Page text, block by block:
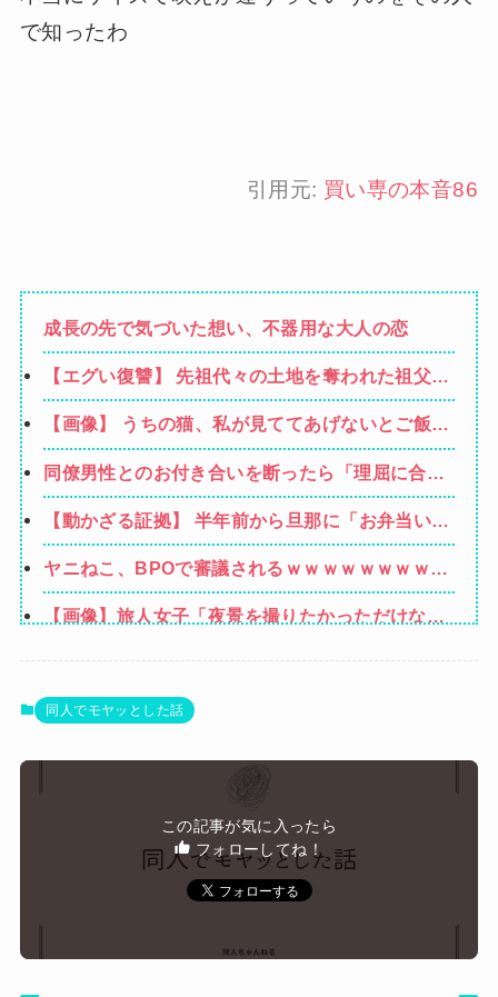
で知ったわ
引用元: 買い専の本音86
成長の先で気づいた想い、不器用な大人の恋
【エグい復讐】 先祖代々の土地を奪われた祖父
「憎い！命が尽きても奴らに絶対復讐してや
る！！」→祖父が亡くなりその土地に焼肉屋が建
ったが、不幸が次々おこり…
【画像】 うちの猫、私が見ててあげないとご飯食
べないのなんでなん
同僚男性とのお付き合いを断ったら「理屈に合わ
ない主張を振りかざす感情的なヒステリー女」と
言いふらされて・・・
【動かざる証拠】 半年前から旦那に「お弁当いら
ない」と言われることが度々あった → ある日、
空のお弁当箱を取る為に旦那の鞄を開けた時に、
衝撃のブツを発見してしまう…
ヤニねこ、BPOで審議されるｗｗｗｗｗｗｗｗｗ
ｗｗｗｗ
【画像】旅人女子「夜景を撮りたかっただけなの
【速報】"見せブラ"女神、現る♡♡♡♡
【画像】大阪の高校「制服を”これ”に変えたら志
【悲報】Mrs. GREEN APPLE、マジで逝く
【朗報】 吉野家、ラーメンチェーンに参入
Powered by livedoor 相互RSS
同人でモヤッとした話
この記事が気に入ったら
フォローしてね！